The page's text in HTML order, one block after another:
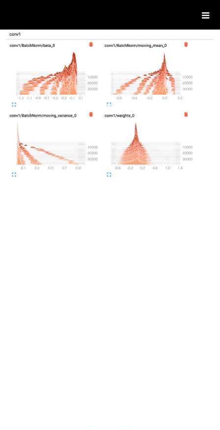
主に学んだことの備忘録を書いています。